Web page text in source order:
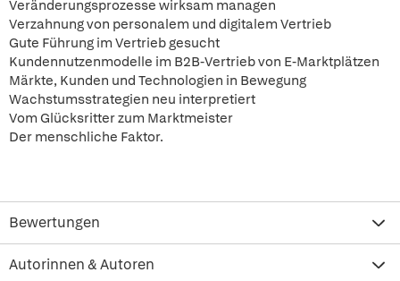
Veränderungsprozesse wirksam managen
Verzahnung von personalem und digitalem Vertrieb
Gute Führung im Vertrieb gesucht
Kundennutzenmodelle im B2B-Vertrieb von E-Marktplätzen
Märkte, Kunden und Technologien in Bewegung
Wachstumsstrategien neu interpretiert
Vom Glücksritter zum Marktmeister
Der menschliche Faktor.
Bewertungen
Autorinnen & Autoren